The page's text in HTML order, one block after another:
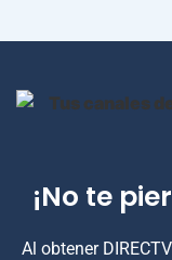
¡No te
Al obtener